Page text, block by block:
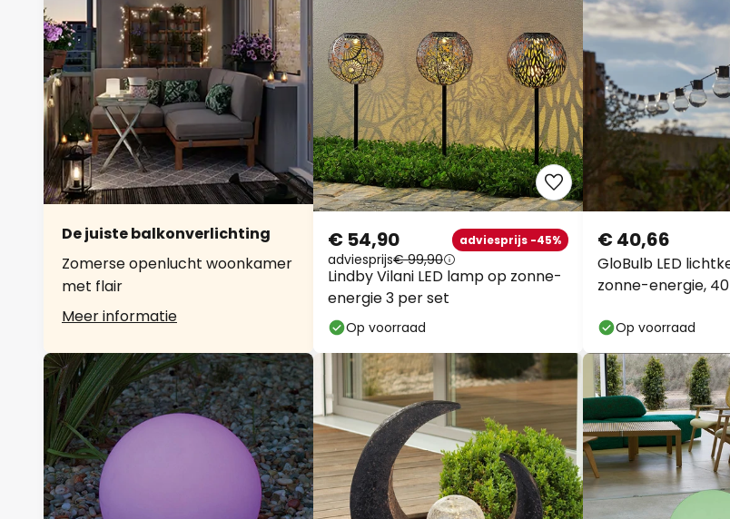
De juiste balkonverlichting
Zomerse openlucht woonkamer
met flair
Meer informatie
Lindby Vilani LED lamp op zonne-
energie 3 per set
€ 54,90 adviesprijs -45%
adviesprijs€ 99,90
Op voorraad
GloBulb LED
zonne-energie,
€ 40,66
Op voorraad